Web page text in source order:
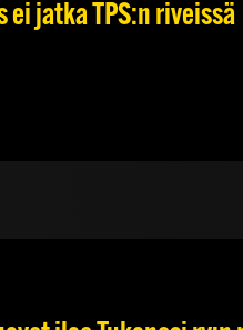
ei jatka TPS:n riveissä